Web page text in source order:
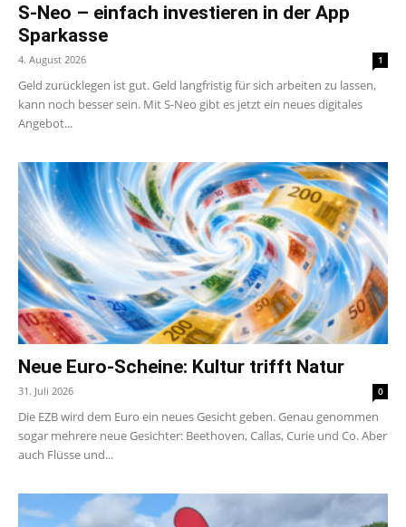
S-Neo – einfach investieren in der App
Sparkasse
4. August 2026 1
Geld zurücklegen ist gut. Geld langfristig für sich arbeiten zu lassen,
kann noch besser sein. Mit S-Neo gibt es jetzt ein neues digitales
Angebot...
Neue Euro-Scheine: Kultur trifft Natur
31. Juli 2026 0
Die EZB wird dem Euro ein neues Gesicht geben. Genau genommen
sogar mehrere neue Gesichter: Beethoven, Callas, Curie und Co. Aber
auch Flüsse und...